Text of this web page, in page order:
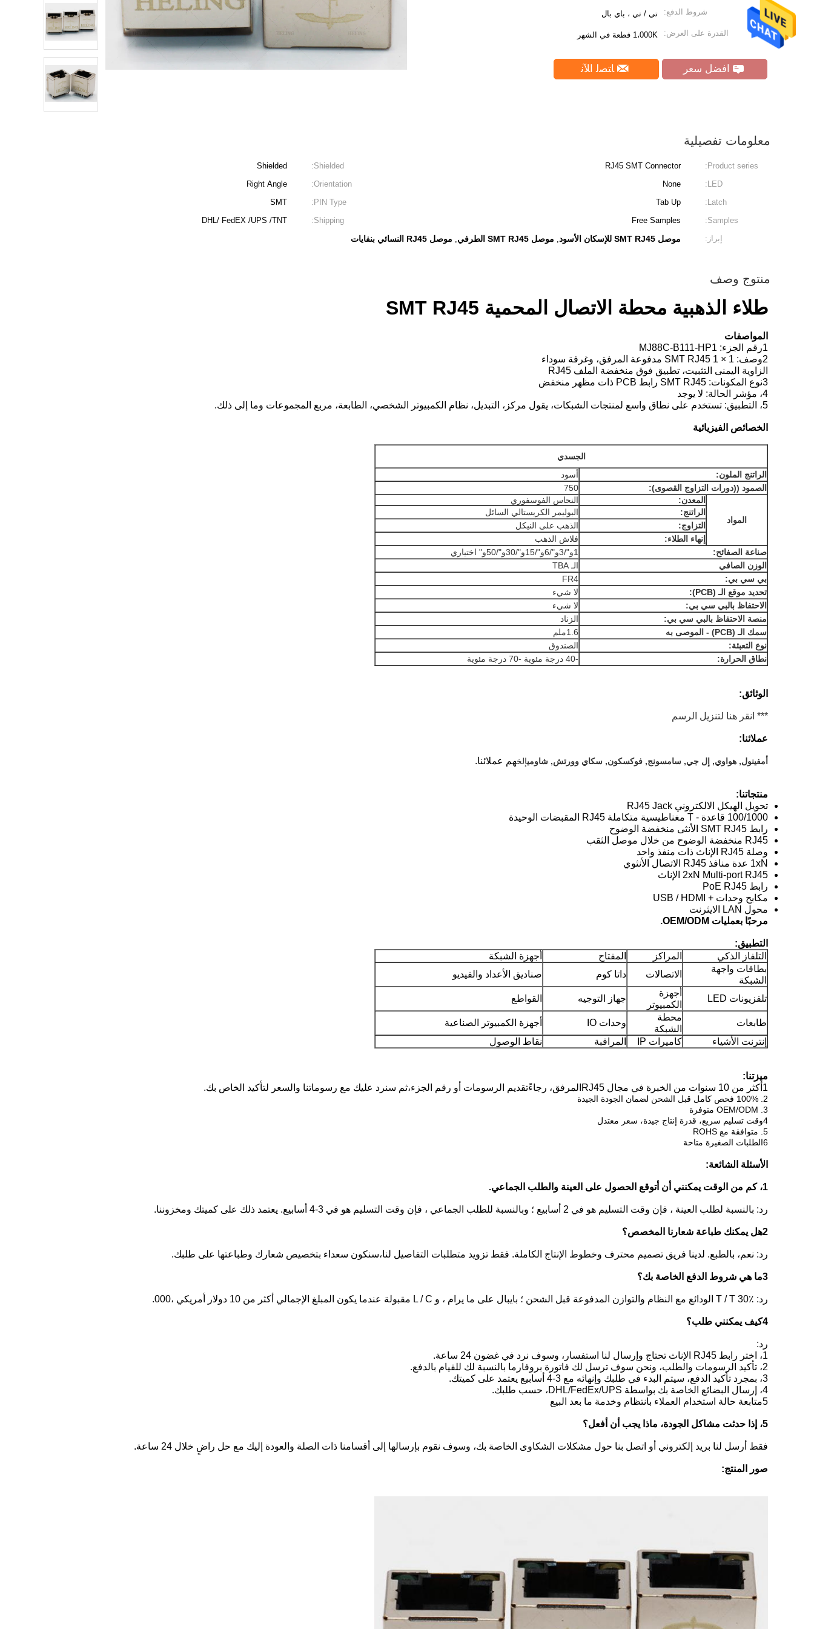
شروط الدفع: تي / تي ، باي بال
القدرة على العرض: 1،000K قطعة في الشهر
افضل سعر ﺎﺘﺼﻟ ﺍﻶﻧ
معلومات تفصيلية
Product series:
RJ45 SMT Connector
Shielded:
Shielded
LED:
None
Orientation:
Right Angle
Latch:
Tab Up
PIN Type:
SMT
Samples:
Free Samples
Shipping:
DHL/ FedEX /UPS /TNT
إبراز:
موصل SMT RJ45 للإسكان الأسود , موصل SMT RJ45 الطرفي , موصل RJ45 النسائي بنفايات
منتوج وصف
طلاء الذهبية محطة الاتصال المحمية SMT RJ45
المواصفات
1رقم الجزء: MJ88C-B111-HP1
2وصف: 1 × 1 SMT RJ45 مدفوعة المرفق، وغرفة سوداء
الزاوية اليمنى التثبيت، تطبيق فوق منخفضة الملف RJ45
3نوع المكونات: SMT RJ45 رابط PCB ذات مظهر منخفض
4، مؤشر الحالة: لا يوجد
5، التطبيق: تستخدم على نطاق واسع لمنتجات الشبكات، يقول مركز، التبديل، نظام الكمبيوتر الشخصي، الطابعة، مربع المجموعات وما إلى ذلك.
الخصائص الفيزيائية
الجسدي
الراتنج الملون:
أسود
الصمود ((دورات التزاوج القصوى):
750
المواد
المعدن:
النحاس الفوسفوري
الراتنج:
البوليمر الكريستالي السائل
التزاوج:
الذهب على النيكل
إنهاء الطلاء:
فلاش الذهب
صناعة الصفائح:
1و"/3و"/6و"/15و"/30و"/50و" اختياري
الوزن الصافي
الـ TBA
بي سي بي:
FR4
تحديد موقع الـ (PCB):
لا شيء
الاحتفاظ بالبي سي بي:
لا شيء
منصة الاحتفاظ بالبي سي بي:
الزناد
سمك الـ (PCB) - الموصى به
1.6ملم
نوع التعبئة:
الصندوق
نطاق الحرارة:
-40 درجة مئوية -70 درجة مئوية
الوثائق:
*** انقر هنا لتنزيل الرسم
عملائنا:
أمفينول, هواوي, إل جي, سامسونج, فوكسكون, سكاي وورتش, شاوميإلخهم عملائنا.
منتجاتنا:
تحويل الهيكل الالكتروني RJ45 Jack
100/1000 قاعدة - T مغناطيسية متكاملة RJ45 المقبضات الوحيدة
رابط SMT RJ45 الأنثى منخفضة الوضوح
RJ45 منخفضة الوضوح من خلال موصل الثقب
وصلة RJ45 الإناث ذات منفذ واحد
1xN عدة منافذ RJ45 الاتصال الأنثوي
2xN Multi-port RJ45 الإناث
رابط PoE RJ45
مكابح وحدات + USB / HDMI
محول LAN الايثرنت
مرحبًا بعمليات OEM/ODM.
التطبيق:
التلفاز الذكي
المراكز المفتاح
أجهزة الشبكة
بطاقات واجهة
الشبكة
الاتصالات داتا كوم صناديق الأعداد والفيديو
تلفزيونات LED
أجهزة
الكمبيوتر
جهاز التوجيه القواطع
طابعات
محطة
الشبكة
وحدات IO
أجهزة الكمبيوتر الصناعية
إنترنت الأشياء
كاميرات IP المراقبة نقاط الوصول
ميزتنا:
1أكثر من 10 سنوات من الخبرة في مجال RJ45
المرفق، رجاءًتقديم الرسومات أو رقم الجزء،ثم سنرد عليك مع رسوماتنا والسعر لتأكيد الخاص بك.
2. 100% فحص كامل قبل الشحن لضمان الجودة الجيدة
3. OEM/ODM متوفرة
4وقت تسليم سريع، قدرة إنتاج جيدة، سعر معتدل
5. متوافقة مع ROHS
6الطلبات الصغيرة متاحة
الأسئلة الشائعة:
1، كم من الوقت يمكنني أن أتوقع الحصول على العينة والطلب الجماعي.
رد: بالنسبة لطلب العينة ، فإن وقت التسليم هو في 2 أسابيع ؛ وبالنسبة للطلب الجماعي ، فإن وقت التسليم هو في 3-4 أسابيع. يعتمد ذلك على كميتك ومخزوننا.
2هل يمكنك طباعة شعارنا المخصص؟
رد: نعم، بالطبع. لدينا فريق تصميم محترف وخطوط الإنتاج الكاملة. فقط تزويد متطلبات التفاصيل لنا،سنكون سعداء بتخصيص شعارك وطباعتها على طلبك.
3ما هي شروط الدفع الخاصة بك؟
رد: T / T 30٪ الودائع مع النظام والتوازن المدفوعة قبل الشحن ؛ بايبال على ما يرام ، و L / C مقبولة عندما يكون المبلغ الإجمالي أكثر من 10 دولار أمريكي ،000.
4كيف يمكنني طلب؟
رد:
1، اختر رابط RJ45 الإناث تحتاج وإرسال لنا استفسار، وسوف نرد في غضون 24 ساعة.
2، تأكيد الرسومات والطلب، ونحن سوف ترسل لك فاتورة بروفارما بالنسبة لك للقيام بالدفع.
3، بمجرد تأكيد الدفع، سيتم البدء في طلبك وإنهائه مع 3-4 أسابيع يعتمد على كميتك.
4، إرسال البضائع الخاصة بك بواسطة DHL/FedEx/UPS، حسب طلبك.
5متابعة حالة استخدام العملاء بانتظام وخدمة ما بعد البيع
5، إذا حدثت مشاكل الجودة، ماذا يجب أن أفعل؟
فقط أرسل لنا بريد إلكتروني أو اتصل بنا حول مشكلات الشكاوى الخاصة بك، وسوف نقوم بإرسالها إلى أقسامنا ذات الصلة والعودة إليك مع حل راضٍ خلال 24 ساعة.
صور المنتج: